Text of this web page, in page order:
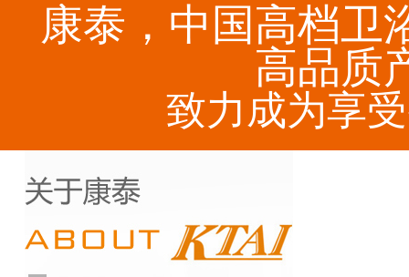
康泰，中国高档卫
高品质
致力成为享